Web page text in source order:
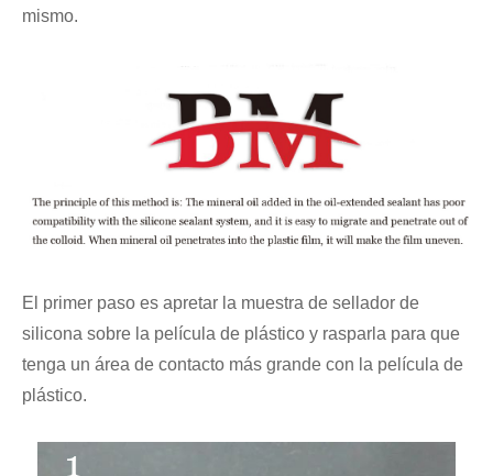
mismo.
El primer paso es apretar la muestra de sellador de
silicona sobre la película de plástico y rasparla para que
tenga un área de contacto más grande con la película de
plástico.